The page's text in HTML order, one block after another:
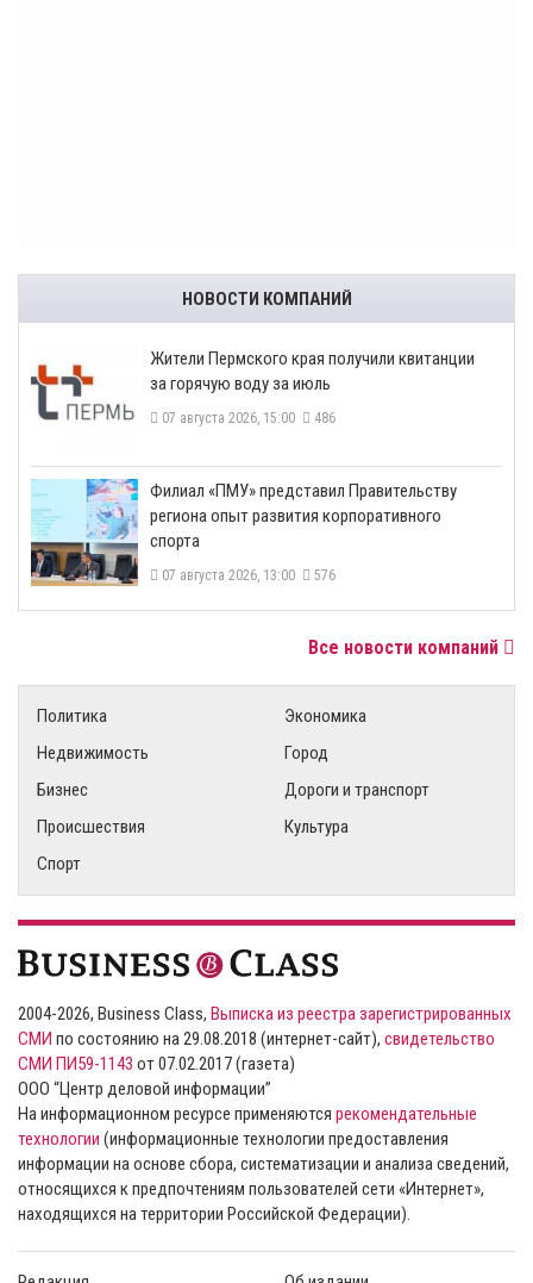
НОВОСТИ КОМПАНИЙ
​Жители Пермского края получили квитанции
за горячую воду за июль
07 августа 2026, 15:00 486
​Филиал «ПМУ» представил Правительству
региона опыт развития корпоративного
спорта
07 августа 2026, 13:00 576
Все новости компаний
Политика
Экономика
Недвижимость
Город
Бизнес
Дороги и транспорт
Происшествия
Культура
Спорт
2004-2026, Business Class, Выписка из реестра зарегистрированных
СМИ по состоянию на 29.08.2018 (интернет-сайт), свидетельство
СМИ ПИ59-1143 от 07.02.2017 (газета)
ООО “Центр деловой информации”
На информационном ресурсе применяются рекомендательные
технологии (информационные технологии предоставления
информации на основе сбора, систематизации и анализа сведений,
относящихся к предпочтениям пользователей сети «Интернет»,
находящихся на территории Российской Федерации).